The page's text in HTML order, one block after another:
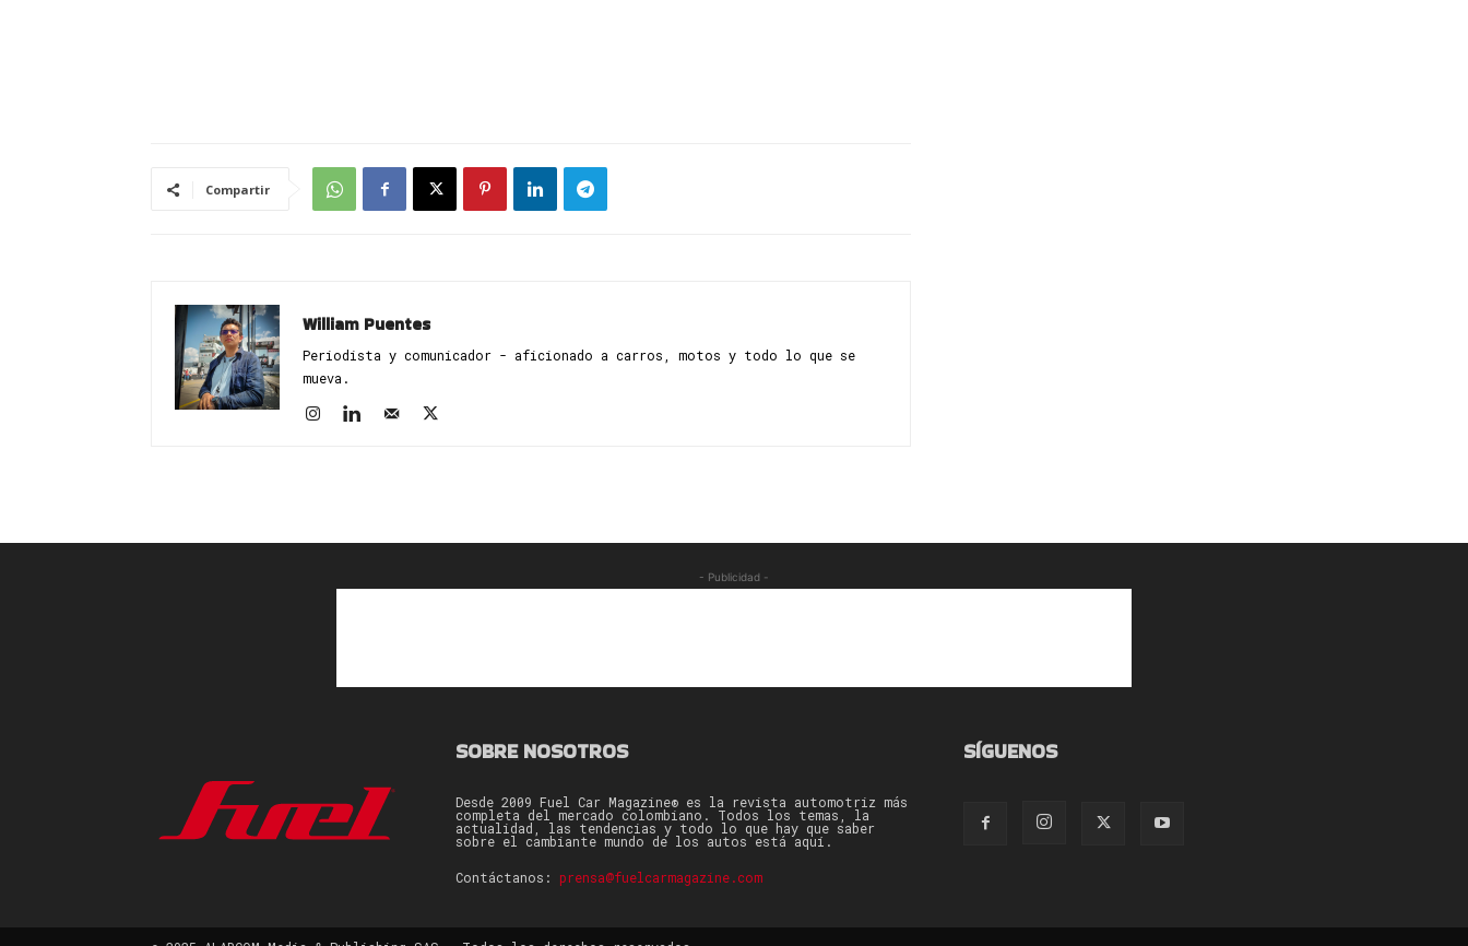
Compartir
William Puentes
Periodista y comunicador - aficionado a carros, motos y todo lo que se
mueva.
- Publicidad -
SOBRE NOSOTROS
Desde 2009 Fuel Car Magazine® es la revista automotriz más
completa del mercado colombiano. Todos los temas, la
actualidad, las tendencias y todo lo que hay que saber
sobre el cambiante mundo de los autos está aquí.
Contáctanos: prensa@fuelcarmagazine.com
SÍGUENOS